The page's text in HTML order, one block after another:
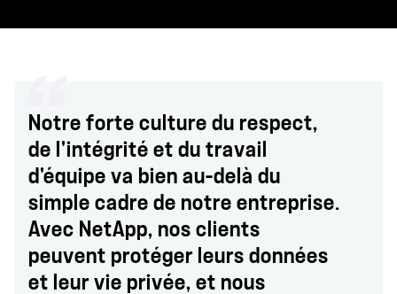
Notre forte culture du respect,
de l'intégrité et du travail
d'équipe va bien au-delà du
simple cadre de notre entreprise.
Avec NetApp, nos clients
peuvent protéger leurs données
et leur vie privée, et nous